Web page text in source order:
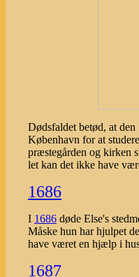
Dødsfaldet betød, at den
København for at
præstegården og kirken
let kan det ikke have
1686
I 1686 døde Else's
Måske hun har hjulpet
have været en hjælp i
1687